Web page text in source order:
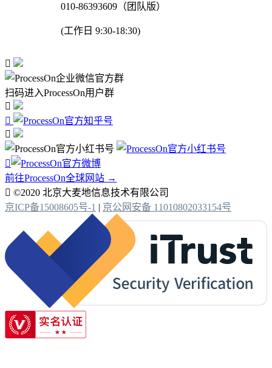
010-86393609（团队版）
(工作日 9:30-18:30)

扫码进入ProcessOn用户群




前往ProcessOn全球网站 →
 ©2020 北京大麦地信息技术有限公司
京ICP备15008605号-1 | 京公网安备 11010802033154号